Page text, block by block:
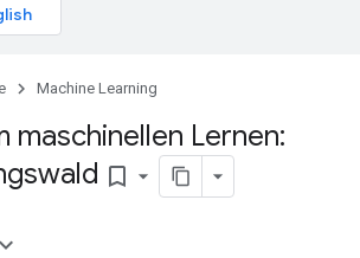
Machine Learning
maschinellen Lernen:
bookmark_border